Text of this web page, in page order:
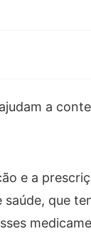
e a
saúde, que